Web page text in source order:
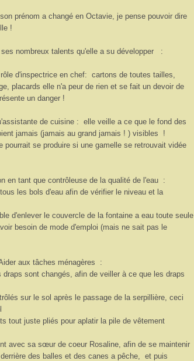
prénom a changé en Octavie, je pense pouvoir dire
!
nombreux talents qu'elle a su développer :
d'inspectrice en chef: cartons de toutes tailles,
placards elle n'a peur de rien et se fait un devoir de
un danger !
de cuisine : elle veille a ce que le fond des
jamais (jamais au grand jamais ! ) visibles !
pourrait se produire si une gamelle se retrouvait vidée
en tant que contrôleuse de la qualité de l'eau :
les bols d'eau afin de vérifier le niveau et la
d'enlever le couvercle de la fontaine a eau toute seule
besoin de mode d'emploi (mais ne sait pas le
aux tâches ménagères :
sont changés, afin de veiller à ce que les draps
sur le sol après le passage de la serpillière, ceci
tout juste pliés pour aplatir la pile de vêtement
avec sa sœur de coeur Rosaline, afin de se maintenir
des balles et des canes a pêche, et puis